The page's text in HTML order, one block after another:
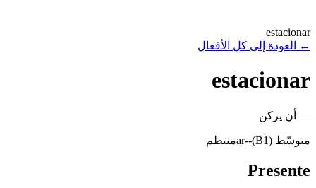
estacionar
←
العودة إلى كل الأفعال
estacionar
— أن يركن
متوسّط (B1) -
-ar منتظم
Presente